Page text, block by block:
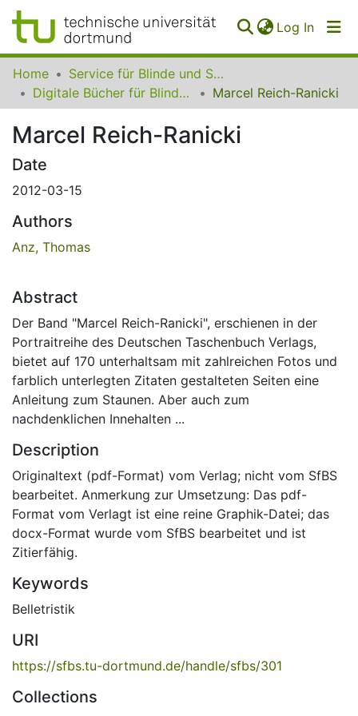
Log In
Communities
Collections
All of SfBS
FAQ
Home
Service für Blinde und Sehbehinderte der UB Dortmund
Digitale Bücher für Blinde und Sehbehinderte
Marcel Reich-Ranicki
Marcel Reich-Ranicki
Date
2012-03-15
Authors
Anz, Thomas
Abstract
Der Band "Marcel Reich-Ranicki", erschienen in der
Portraitreihe des Deutschen Taschenbuch Verlags,
bietet auf 170 unterhaltsam mit zahlreichen Fotos und
farblich unterlegten Zitaten gestalteten Seiten eine
Anleitung zum Staunen. Aber auch zum
nachdenklichen Innehalten ...
Description
Originaltext (pdf-Format) vom Verlag; nicht vom SfBS
bearbeitet. Anmerkung zur Umsetzung: Das pdf-
Format vom Verlagt ist eine reine Graphik-Datei; das
docx-Format wurde vom SfBS bearbeitet und ist
Zitierfähig.
Keywords
Belletristik
URI
https://sfbs.tu-dortmund.de/handle/sfbs/301
Collections